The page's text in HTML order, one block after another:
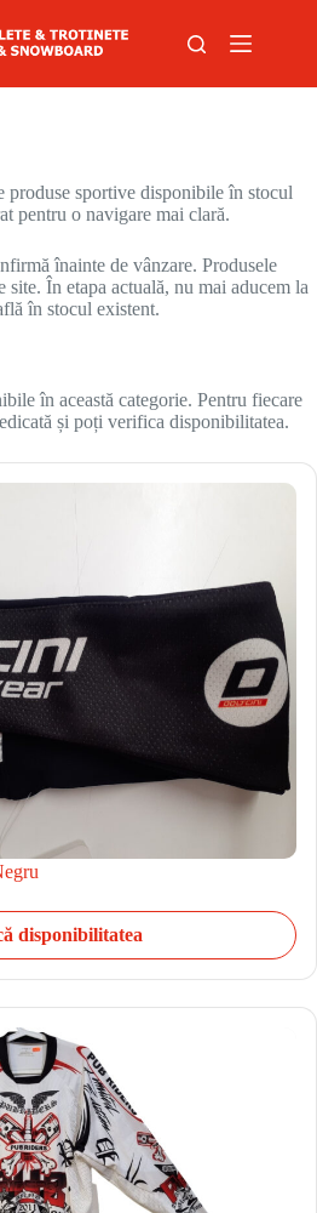
produse sportive disponibile în stocul
pentru o navigare mai clară.
înainte de vânzare. Produsele
site. În etapa actuală, nu mai aducem la
în stocul existent.
în această categorie. Pentru fiecare
și poți verifica disponibilitatea.
disponibilitatea